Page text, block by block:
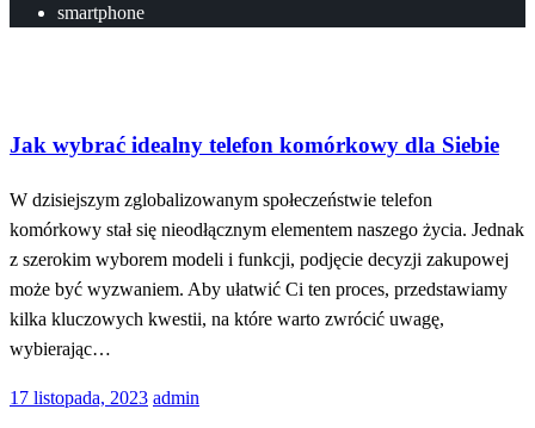
smartphone
Jak wybrać idealny telefon komórkowy dla Siebie
W dzisiejszym zglobalizowanym społeczeństwie telefon
komórkowy stał się nieodłącznym elementem naszego życia. Jednak
z szerokim wyborem modeli i funkcji, podjęcie decyzji zakupowej
może być wyzwaniem. Aby ułatwić Ci ten proces, przedstawiamy
kilka kluczowych kwestii, na które warto zwrócić uwagę,
wybierając…
Opublikowane
17 listopada, 2023 admin